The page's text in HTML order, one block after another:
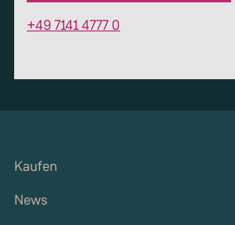
+49 7141 4777 0
Kaufen
News